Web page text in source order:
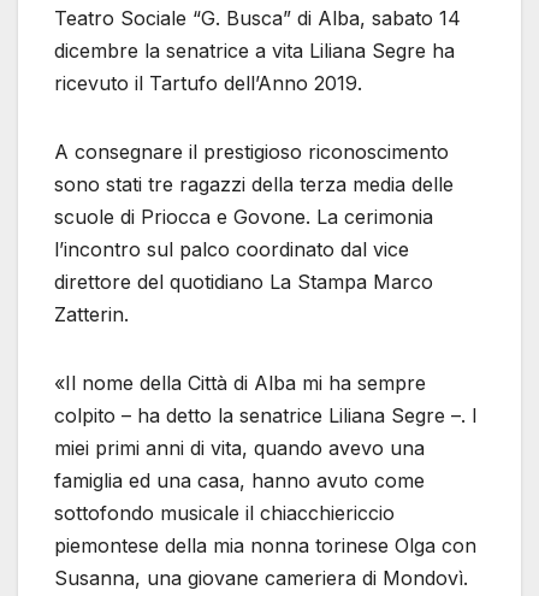
Teatro Sociale “G. Busca” di Alba, sabato 14
dicembre la senatrice a vita Liliana Segre ha
ricevuto il Tartufo dell’Anno 2019.
A consegnare il prestigioso riconoscimento
sono stati tre ragazzi della terza media delle
scuole di Priocca e Govone. La cerimonia
l’incontro sul palco coordinato dal vice
direttore del quotidiano La Stampa Marco
Zatterin.
«Il nome della Città di Alba mi ha sempre
colpito – ha detto la senatrice Liliana Segre –. I
miei primi anni di vita, quando avevo una
famiglia ed una casa, hanno avuto come
sottofondo musicale il chiacchiericcio
piemontese della mia nonna torinese Olga con
Susanna, una giovane cameriera di Mondovì.